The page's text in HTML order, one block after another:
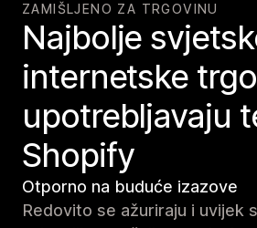
ZAMIŠLJENO ZA TRGOVINU
Najbolje
internetske
upotrebljavaju
Shopify
Otporno na buduće izazove
Redovito se ažuriraju i uvijek